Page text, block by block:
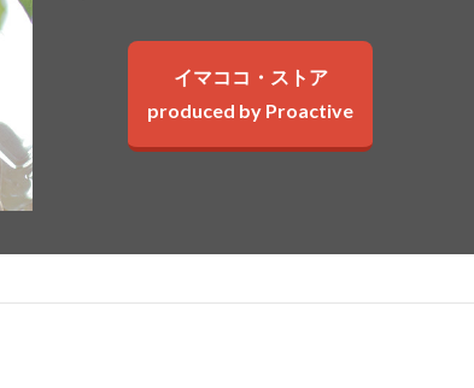
イマココ・ストア
produced by Proactive